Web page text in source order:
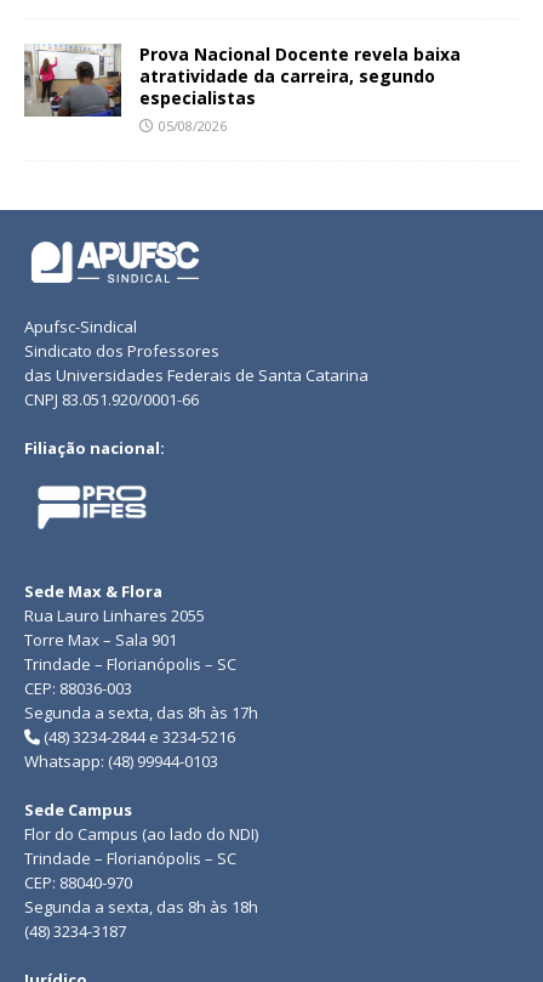
Prova Nacional Docente revela baixa
atratividade da carreira, segundo
especialistas
05/08/2026
Apufsc-Sindical
Sindicato dos Professores
das Universidades Federais de Santa Catarina
CNPJ 83.051.920/0001-66
Filiação nacional:
Sede Max & Flora
Rua Lauro Linhares 2055
Torre Max – Sala 901
Trindade – Florianópolis – SC
CEP: 88036-003
Segunda a sexta, das 8h às 17h
(48) 3234-2844 e 3234-5216
Whatsapp: (48) 99944-0103
Sede Campus
Flor do Campus (ao lado do NDI)
Trindade – Florianópolis – SC
CEP: 88040-970
Segunda a sexta, das 8h às 18h
(48) 3234-3187